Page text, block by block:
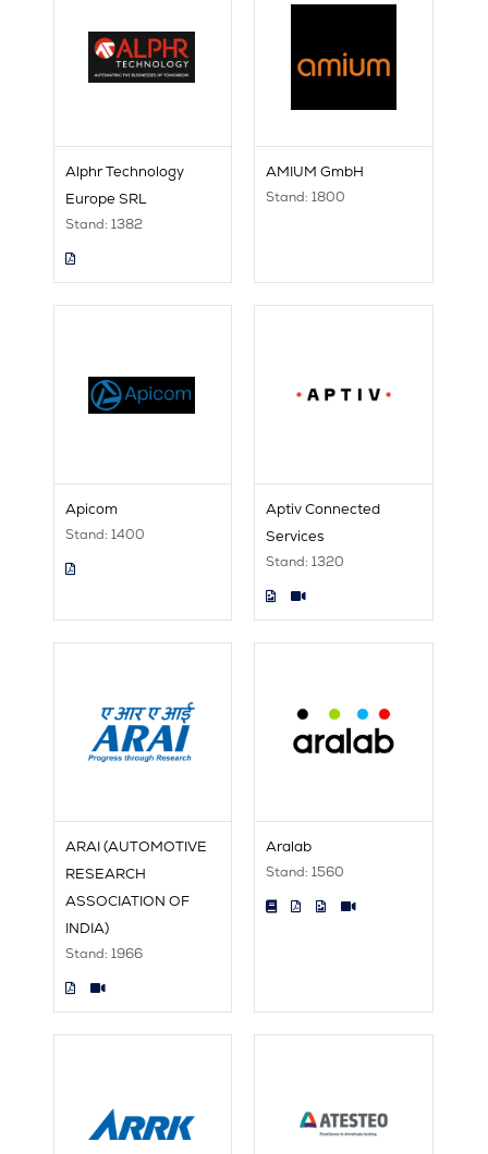
Alphr Technology
Europe SRL
Stand: 1382
AMIUM GmbH
Stand: 1800
Apicom
Stand: 1400
Aptiv Connected
Services
Stand: 1320
ARAI (AUTOMOTIVE
RESEARCH
ASSOCIATION OF
INDIA)
Stand: 1966
Aralab
Stand: 1560